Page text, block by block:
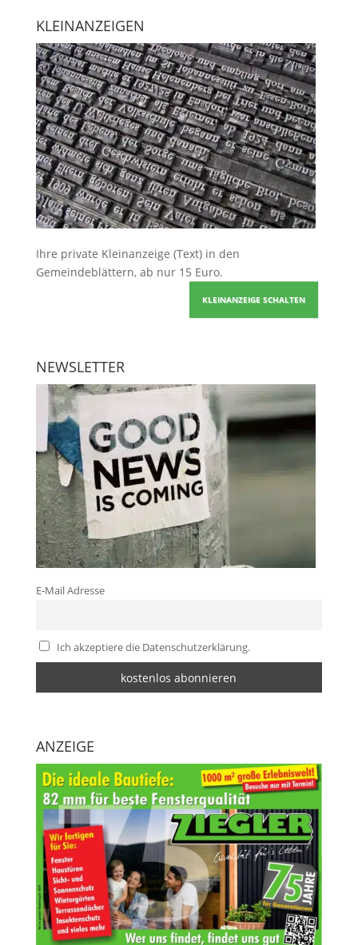
KLEINANZEIGEN
Ihre private Kleinanzeige (Text) in den
Gemeindeblättern, ab nur 15 Euro.
KLEINANZEIGE SCHALTEN
NEWSLETTER
E-Mail Adresse
Ich akzeptiere die Datenschutzerklärung.
ANZEIGE